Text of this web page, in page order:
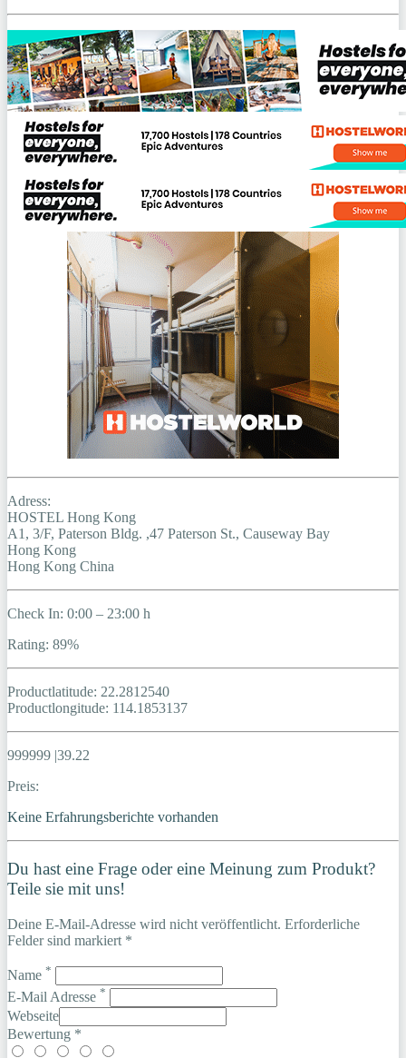
Adress:
HOSTEL Hong Kong
A1, 3/F, Paterson Bldg. ,47 Paterson St., Causeway Bay
Hong Kong
Hong Kong China
Check In: 0:00 – 23:00 h
Rating: 89%
Productlatitude: 22.2812540
Productlongitude: 114.1853137
999999 |39.22
Preis:
Keine Erfahrungsberichte vorhanden
Du hast eine Frage oder eine Meinung zum Produkt?
Teile sie mit uns!
Deine E-Mail-Adresse wird nicht veröffentlicht. Erforderliche
Felder sind markiert *
Name *
E-Mail Adresse *
Webseite
Bewertung *